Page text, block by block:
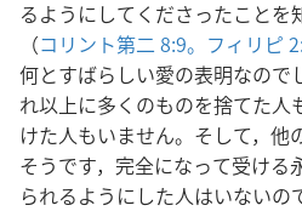
るようにしてくださったことを
（コリント第二 8:9。 フィリピ
何とすばらしい愛の表明なので
れ以上に多くのものを捨てた人
けた人もいません。そして，他
そうです，完全になって受ける
られるようにした人はいないの